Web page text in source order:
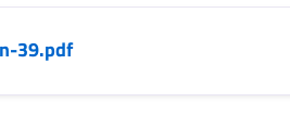
39.pdf